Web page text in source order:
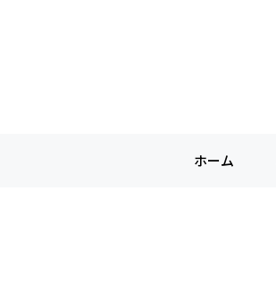
ホーム